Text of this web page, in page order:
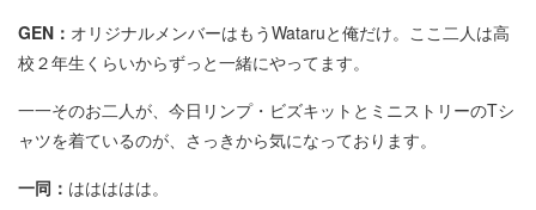
GEN： オリジナルメンバーはもうWataruと俺だけ。ここ二人は高
校２年生くらいからずっと一緒にやってます。
一一そのお二人が、今日リンプ・ビズキットとミニストリーのTシ
ャツを着ているのが、さっきから気になっております。
一同： ははははは。